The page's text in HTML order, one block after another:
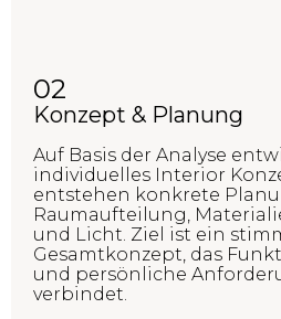
02
Konzept & Planung
Auf Basis der Analyse
individuelles Interior
entstehen konkrete
Raumaufteilung,
und Licht. Ziel ist ein
Gesamtkonzept, das
und persönliche
verbindet.